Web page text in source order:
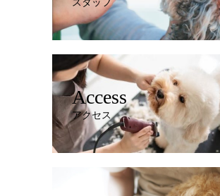
スタッフ
Access
アクセス